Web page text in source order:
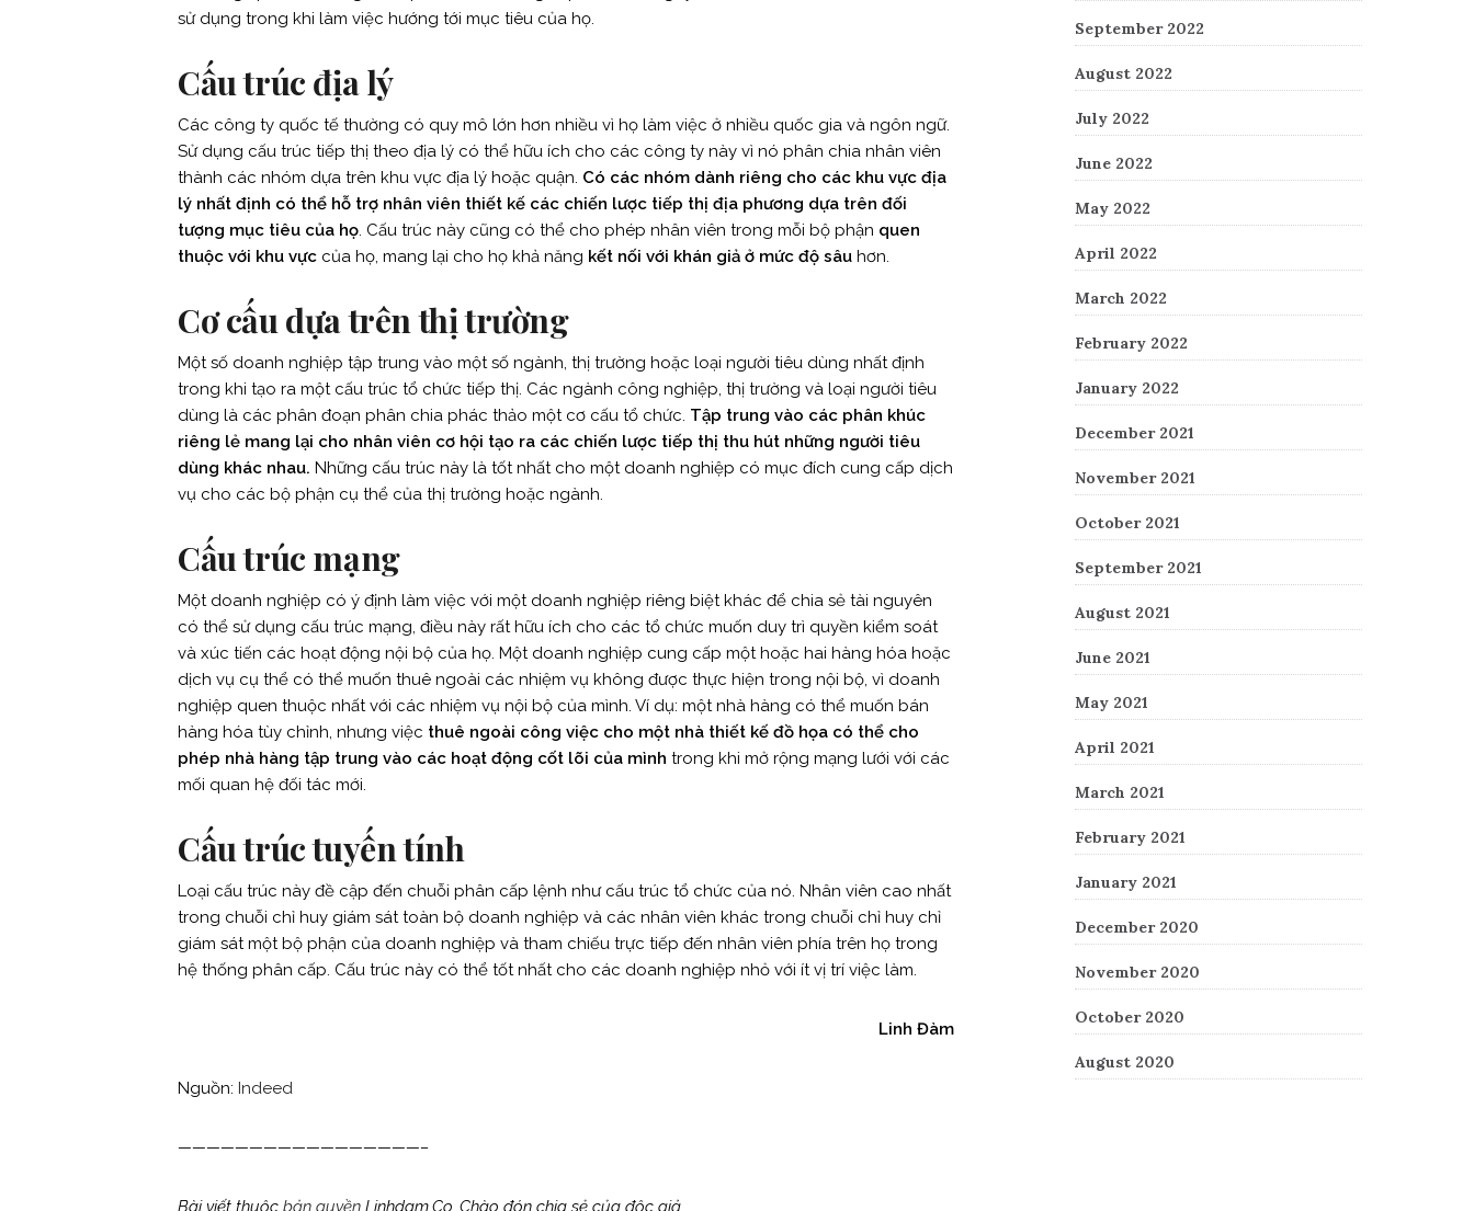
sử dụng trong khi làm việc hướng tới mục tiêu của họ.
Cấu trúc địa lý
Các công ty quốc tế thường có quy mô lớn hơn nhiều vì họ làm việc ở nhiều quốc gia và ngôn ngữ.
Sử dụng cấu trúc tiếp thị theo địa lý có thể hữu ích cho các công ty này vì nó phân chia nhân viên
thành các nhóm dựa trên khu vực địa lý hoặc quận. Có các nhóm dành riêng cho các khu vực địa
lý nhất định có thể hỗ trợ nhân viên thiết kế các chiến lược tiếp thị địa phương dựa trên đối
tượng mục tiêu của họ. Cấu trúc này cũng có thể cho phép nhân viên trong mỗi bộ phận quen
thuộc với khu vực của họ, mang lại cho họ khả năng kết nối với khán giả ở mức độ sâu hơn.
Cơ cấu dựa trên thị trường
Một số doanh nghiệp tập trung vào một số ngành, thị trường hoặc loại người tiêu dùng nhất định
trong khi tạo ra một cấu trúc tổ chức tiếp thị. Các ngành công nghiệp, thị trường và loại người tiêu
dùng là các phân đoạn phân chia phác thảo một cơ cấu tổ chức. Tập trung vào các phân khúc
riêng lẻ mang lại cho nhân viên cơ hội tạo ra các chiến lược tiếp thị thu hút những người tiêu
dùng khác nhau. Những cấu trúc này là tốt nhất cho một doanh nghiệp có mục đích cung cấp dịch
vụ cho các bộ phận cụ thể của thị trường hoặc ngành.
Cấu trúc mạng
Một doanh nghiệp có ý định làm việc với một doanh nghiệp riêng biệt khác để chia sẻ tài nguyên
có thể sử dụng cấu trúc mạng, điều này rất hữu ích cho các tổ chức muốn duy trì quyền kiểm soát
và xúc tiến các hoạt động nội bộ của họ. Một doanh nghiệp cung cấp một hoặc hai hàng hóa hoặc
dịch vụ cụ thể có thể muốn thuê ngoài các nhiệm vụ không được thực hiện trong nội bộ, vì doanh
nghiệp quen thuộc nhất với các nhiệm vụ nội bộ của mình. Ví dụ: một nhà hàng có thể muốn bán
hàng hóa tùy chỉnh, nhưng việc thuê ngoài công việc cho một nhà thiết kế đồ họa có thể cho
phép nhà hàng tập trung vào các hoạt động cốt lõi của mình trong khi mở rộng mạng lưới với các
mối quan hệ đối tác mới.
Cấu trúc tuyến tính
Loại cấu trúc này đề cập đến chuỗi phân cấp lệnh như cấu trúc tổ chức của nó. Nhân viên cao nhất
trong chuỗi chỉ huy giám sát toàn bộ doanh nghiệp và các nhân viên khác trong chuỗi chỉ huy chỉ
giám sát một bộ phận của doanh nghiệp và tham chiếu trực tiếp đến nhân viên phía trên họ trong
hệ thống phân cấp. Cấu trúc này có thể tốt nhất cho các doanh nghiệp nhỏ với ít vị trí việc làm.
Linh Đàm
Nguồn: Indeed
—————————————————–
Bài viết thuộc bản quyền Linhdam.Co. Chào đón chia sẻ của độc giả.
September 2022
August 2022
July 2022
June 2022
May 2022
April 2022
March 2022
February 2022
January 2022
December 2021
November 2021
October 2021
September 2021
August 2021
June 2021
May 2021
April 2021
March 2021
February 2021
January 2021
December 2020
November 2020
October 2020
August 2020